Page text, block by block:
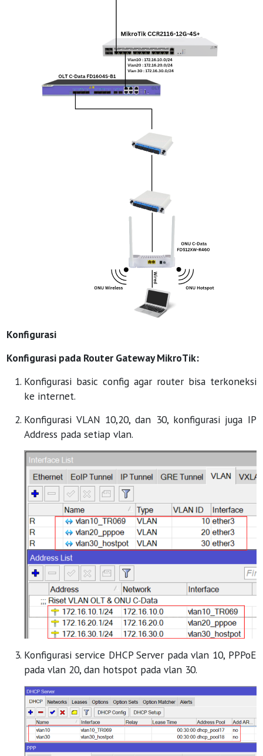
Konfigurasi
Konfigurasi pada Router Gateway MikroTik:
Konfigurasi basic config agar router bisa terkoneksi
ke internet.
Konfigurasi VLAN 10,20, dan 30, konfigurasi juga IP
Address pada setiap vlan.
Konfigurasi service DHCP Server pada vlan 10, PPPoE
pada vlan 20, dan hotspot pada vlan 30.